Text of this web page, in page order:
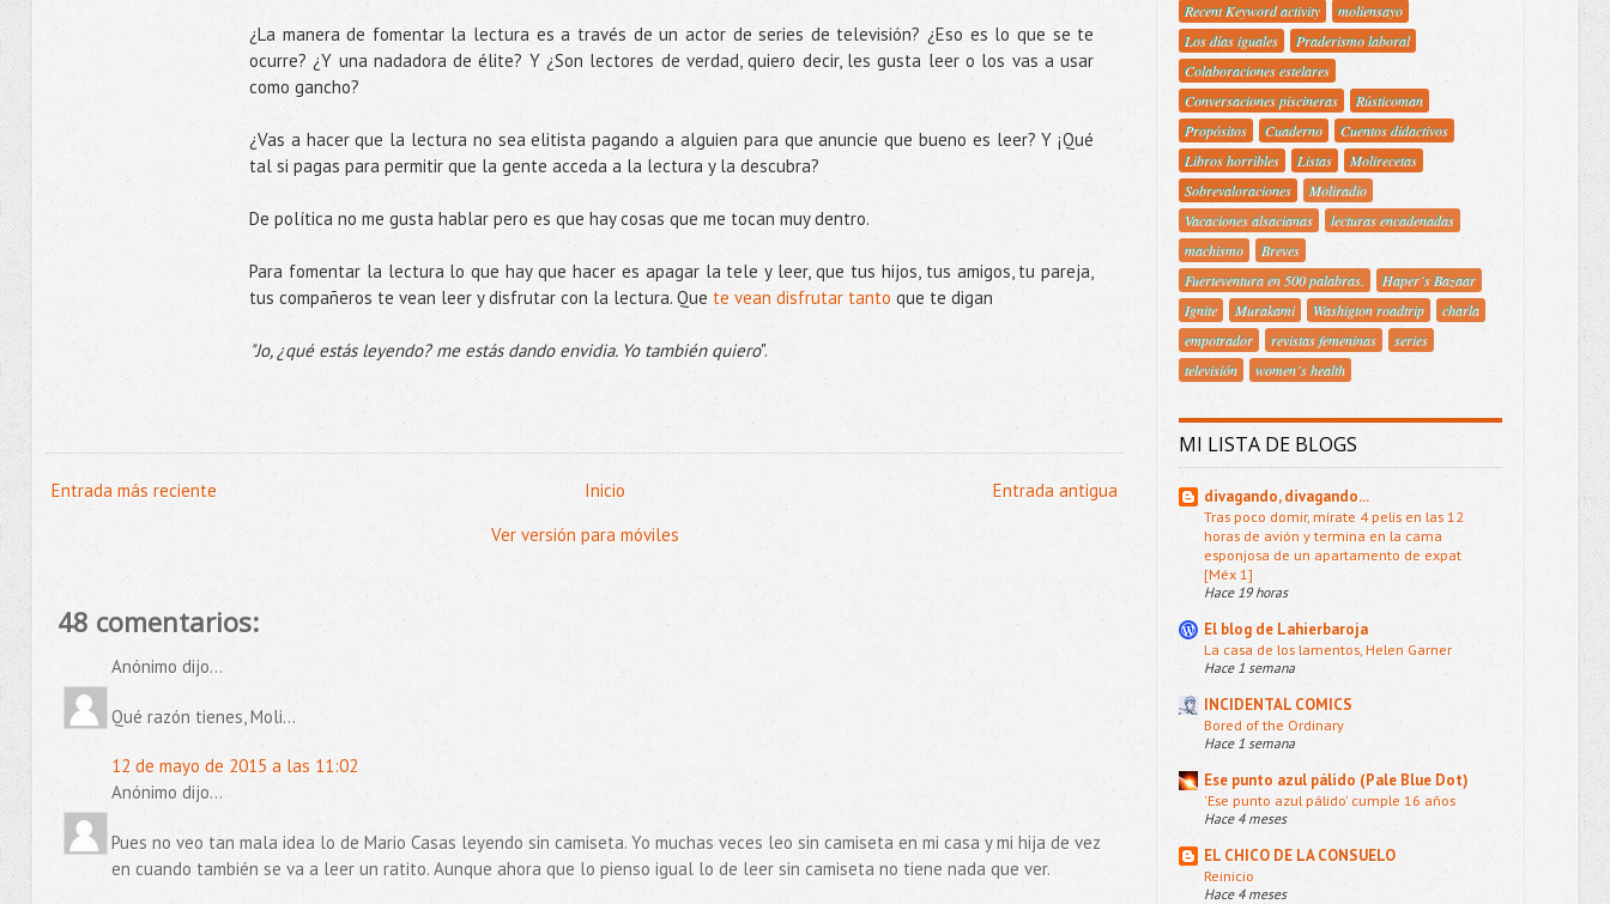
¿La manera de fomentar la lectura es a través de un actor de series de televisión? ¿Eso es lo que se te
ocurre? ¿Y una nadadora de élite? Y ¿Son lectores de verdad, quiero decir, les gusta leer o los vas a usar
como gancho?
¿Vas a hacer que la lectura no sea elitista pagando a alguien para que anuncie que bueno es leer? Y ¡Qué
tal si pagas para permitir que la gente acceda a la lectura y la descubra?
De política no me gusta hablar pero es que hay cosas que me tocan muy dentro.
Para fomentar la lectura lo que hay que hacer es apagar la tele y leer, que tus hijos, tus amigos, tu pareja,
tus compañeros te vean leer y disfrutar con la lectura. Que te vean disfrutar tanto que te digan
"Jo, ¿qué estás leyendo? me estás dando envidia. Yo también quiero".
Entrada más reciente Entrada antigua
Inicio
Ver versión para móviles
48 comentarios:
Anónimo dijo...
Qué razón tienes, Moli...
12 de mayo de 2015 a las 11:02
Anónimo dijo...
Pues no veo tan mala idea lo de Mario Casas leyendo sin camiseta. Yo muchas veces leo sin camiseta en mi casa y mi hija de vez
en cuando también se va a leer un ratito. Aunque ahora que lo pienso igual lo de leer sin camiseta no tiene nada que ver.
Recent Keyword activity
moliensayo
Los días iguales
Praderismo laboral
Colaboraciones estelares
Conversaciones piscineras
Rústicoman
Propósitos
Cuaderno
Cuentos didactivos
Libros horribles
Listas
Molirecetas
Sobrevaloraciones
Moliradio
Vacaciones alsacianas
lecturas encadenadas
machismo
Breves
Fuerteventura en 500 palabras.
Haper´s Bazaar
Ignite
Murakami Washigton roadtrip
charla
empotrador
revistas femeninas
series
televisión
women´s health
MI LISTA DE BLOGS
divagando, divagando...
Tras poco domir, mírate 4 pelis en las 12
horas de avión y termina en la cama
esponjosa de un apartamento de expat
[Méx 1]
Hace 19 horas
El blog de Lahierbaroja
La casa de los lamentos, Helen Garner
Hace 1 semana
INCIDENTAL COMICS
Bored of the Ordinary
Hace 1 semana
Ese punto azul pálido (Pale Blue Dot)
'Ese punto azul pálido' cumple 16 años
Hace 4 meses
EL CHICO DE LA CONSUELO
Reinicio
Hace 4 meses